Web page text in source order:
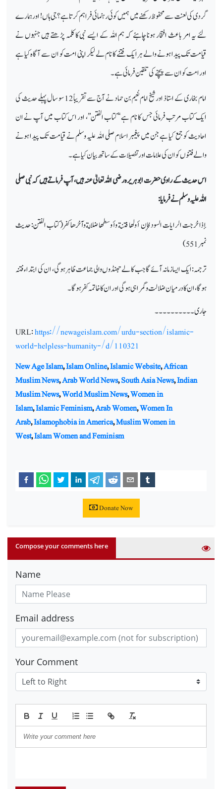
گردی کی لعنت سے محفوظ رکھنے میں ہمیں کوئی رہنمائی فراہم کرتا ہے؟ جی ہاں! اور ہمارے
لئے یہ امر باعث افتخار ہونا چاہئے کہ ہم اللہ کے ایسے نبی کا کلمہ پڑھتے ہیں جنہوں نے
قیامت تک پیدا ہونے والے ہر ایک فتنے کا نام لے لیکر اپنی امت کو ان سے آگاہ کیا ہے
اور امت کو ان سے پچنے کی تلقین فرمائی ہے۔
امام بخاری کے استاذ اور شیخ امام نُعیم بن حماد نے آج سے تقریباً 12 سو سال پہلے حدیث کی
ایک کتاب مرتب فرمائی جس کا نام ہے ‘‘کتاب الفتن’’، اور اس کتاب میں آپ نے ان
احادیث کو جمع کیا ہے جن میں پیغمبر اسلام صلی اللہ علیہ وسلم نے قیامت تک پیدا ہونے
والے فتنوں کو ان کی علامات اور تفصیلات کے ساتھ بیان کیا ہے۔
اس حدیث کے راوی حضرت ابوہریرہ رضی اللہ تعالیٰ عنہ ہیں، آپ فرماتے ہیں کہ نبی صلی
اللہ علیہ وسلم نے فرمایا:
إذا خرجت الرايات السود فإن أولها فتنة وأوسطها ضلالةوآخرها كفر(کتاب الفتن:حدیث
نمبر551)
ترجمہ: ایک ایسا زمانہ آئے گا جب کالے جھنڈوں والی جماعت ظاہر ہوگی، ان کی ابتداء فتنہ
ہوگا، ان کا درمیان ضلالت و گمراہی ہوگی اور ان کا خاتمہ کفر ہوگا۔
جاری۔۔۔۔۔۔۔۔۔۔
URL:https://newageislam.com/urdu-section/islamic-
world-helpless-humanity-/d/110321
New Age Islam,Islam Online,Islamic Website,African
Muslim News,Arab World News,South Asia News,Indian
Muslim News,World Muslim News,Women in
Islam,Islamic Feminism,Arab Women,Women In
Arab,Islamophobia in America,Muslim Women in
West,Islam Women and Feminism
Donate Now
Compose your comments here
Name
Email address
Your Comment